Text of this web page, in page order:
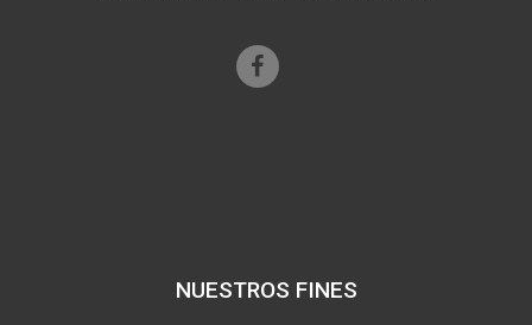
NUESTROS FINES